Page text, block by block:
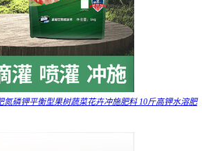
氮磷钾平衡型果树蔬菜花卉冲施肥料 10斤高钾水溶肥